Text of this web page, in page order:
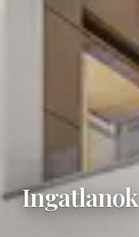
Ingatlanok